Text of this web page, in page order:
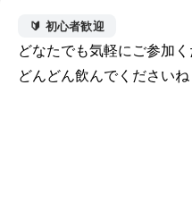
🔰 初心者歓迎
どなたでも気軽にご参加く
どんどん飲んでくださいね